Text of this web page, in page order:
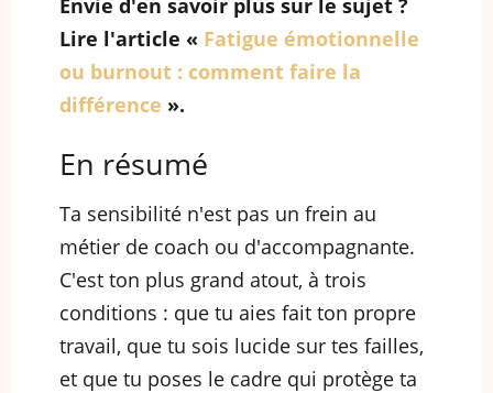
Envie d'en savoir plus sur le sujet ?
Lire l'article « Fatigue émotionnelle
ou burnout : comment faire la
différence ».
En résumé
Ta sensibilité n'est pas un frein au
métier de coach ou d'accompagnante.
C'est ton plus grand atout, à trois
conditions : que tu aies fait ton propre
travail, que tu sois lucide sur tes failles,
et que tu poses le cadre qui protège ta